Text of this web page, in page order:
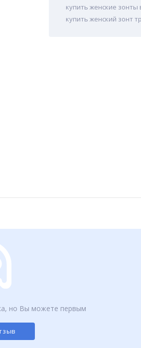
купить женские зонты
купить женский зонт
но Вы можете первым